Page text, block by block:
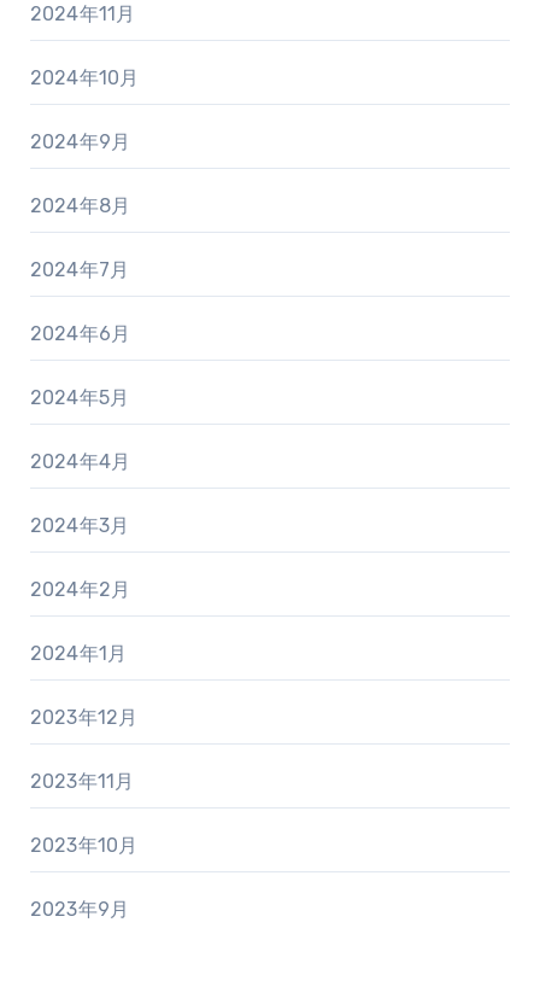
2024年11月
2024年10月
2024年9月
2024年8月
2024年7月
2024年6月
2024年5月
2024年4月
2024年3月
2024年2月
2024年1月
2023年12月
2023年11月
2023年10月
2023年9月